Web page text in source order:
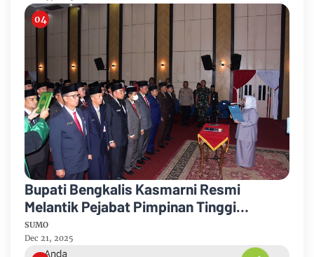
Bupati Bengkalis Kasmarni Resmi
Melantik Pejabat Pimpinan Tinggi
Pratama
SUMO
Dec 21, 2025